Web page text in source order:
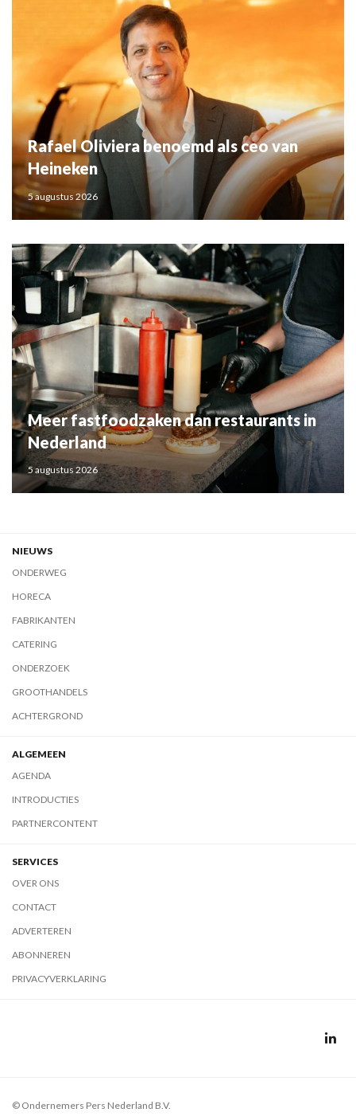
Rafael Oliviera benoemd als ceo van
Heineken
5 augustus 2026
Meer fastfoodzaken dan restaurants in
Nederland
5 augustus 2026
NIEUWS
ONDERWEG
HORECA
FABRIKANTEN
CATERING
ONDERZOEK
GROOTHANDELS
ACHTERGROND
ALGEMEEN
AGENDA
INTRODUCTIES
PARTNERCONTENT
SERVICES
OVER ONS
CONTACT
ADVERTEREN
ABONNEREN
PRIVACYVERKLARING
© Ondernemers Pers Nederland B.V.